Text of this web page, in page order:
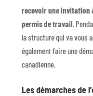
recevoir une invitation
permis de travail.
la structure qui va vous
également faire une
canadienne.
Les démarches de